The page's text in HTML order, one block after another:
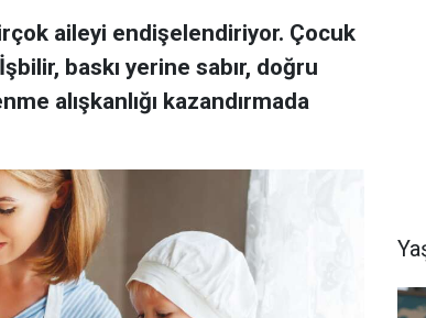
aileyi endişelendiriyor. Çocuk
baskı yerine sabır, doğru
alışkanlığı kazandırmada